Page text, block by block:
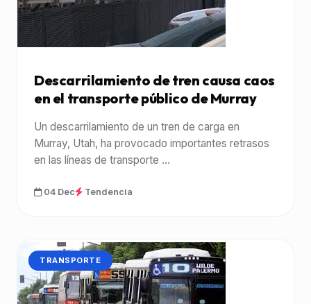
Descarrilamiento de tren causa caos
en el transporte público de Murray
Un descarrilamiento de un tren de carga en
Murray, Utah, ha provocado importantes retrasos
en las líneas de transporte ...
04 Dec Tendencia
CATEGORÍA:
TRANSPORTE